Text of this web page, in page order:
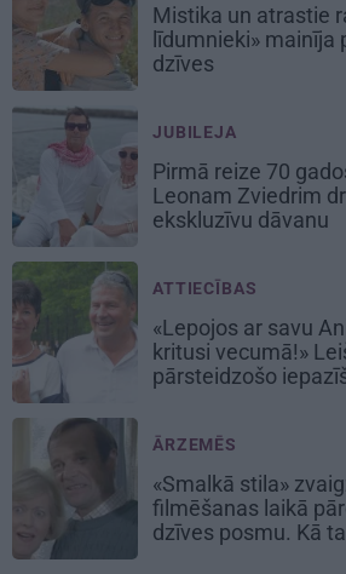
Mistika un atrastie
līdumnieki» mainīja
dzīves
JUBILEJA
Pirmā reize 70
Leonam Zviedrim
ekskluzīvu dāvanu
ATTIECĪBAS
«Lepojos ar savu
kritusi vecumā!»
pārsteidzošo
ĀRZEMĒS
«Smalkā stila»
filmēšanas laikā
dzīves posmu. Kā